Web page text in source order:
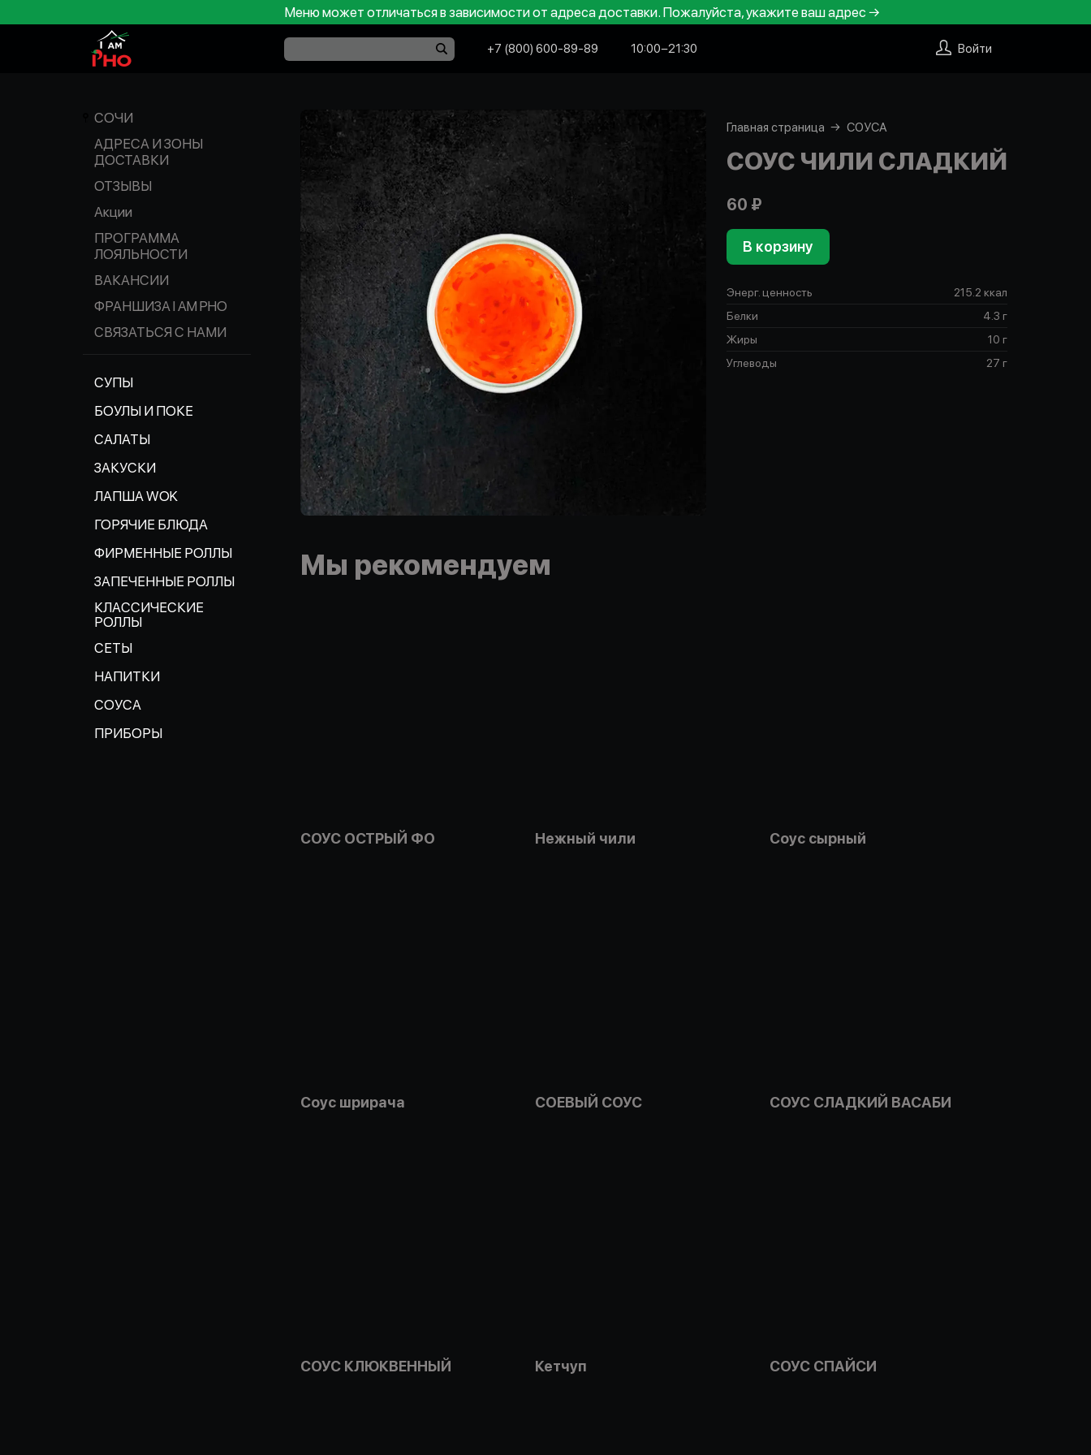
Меню может отличаться в зависимости от адреса доставки. Пожалуйста, укажите ваш адрес →
+7 (800) 600-89-89 10:00−21:30 Войти
СОЧИ
АДРЕСА И ЗОНЫ
ДОСТАВКИ
ОТЗЫВЫ
Акции
ПРОГРАММА
ЛОЯЛЬНОСТИ
ВАКАНСИИ
ФРАНШИЗА I AM PHO
СВЯЗАТЬСЯ С НАМИ
СУПЫ
БОУЛЫ И ПОКЕ
САЛАТЫ
ЗАКУСКИ
ЛАПША WOK
ГОРЯЧИЕ БЛЮДА
ФИРМЕННЫЕ РОЛЛЫ
ЗАПЕЧЕННЫЕ РОЛЛЫ
КЛАССИЧЕСКИЕ
РОЛЛЫ
СЕТЫ
НАПИТКИ
СОУСА
ПРИБОРЫ
Главная страница СОУСА
СОУС ЧИЛИ СЛАДКИЙ
60 ₽
В корзину
Энерг. ценность
215.2 ккал
Белки
4.3 г
Жиры
10 г
Углеводы
27 г
Мы рекомендуем
СОУС ОСТРЫЙ ФО Нежный чили Соус сырный
Соус шрирача СОЕВЫЙ СОУС СОУС СЛАДКИЙ ВАСАБИ
СОУС КЛЮКВЕННЫЙ Кетчуп СОУС СПАЙСИ